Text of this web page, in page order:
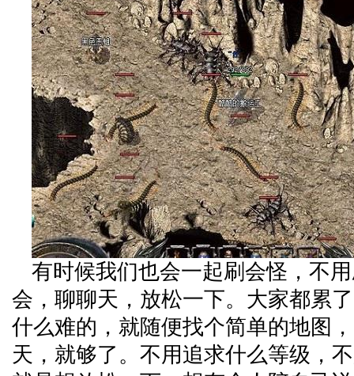
有时候我们也会一起刷会怪，不
会，聊聊天，放松一下。大家都累
什么难的，就随便找个简单的地图
天，就够了。不用追求什么等级，